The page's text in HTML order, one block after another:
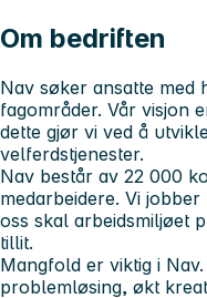
Om bedriften
Nav søker ansatte med
fagområder. Vår visjon
dette gjør vi ved å
velferdstjenester.
Nav består av 22 000
medarbeidere. Vi
oss skal arbeidsmiljøet
tillit.
Mangfold er viktig i
problemløsing, økt